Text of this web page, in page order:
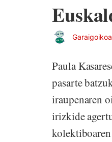
Garaigoikoa
Paula
pasarte
iraupenaren
irizkide